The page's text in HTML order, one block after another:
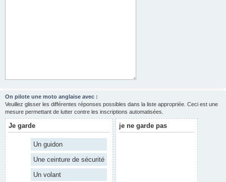
On pilote une moto anglaise avec :
Veuillez glisser les différentes réponses possibles dans la liste appropriée. Ceci est une
mesure permettant de lutter contre les inscriptions automatisées.
Je garde
Un guidon
Une ceinture de sécurité
Un volant
je ne garde pas